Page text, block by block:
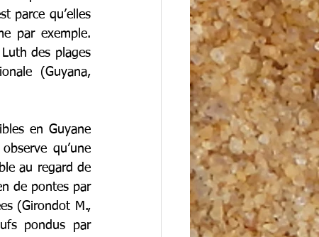
parce qu’elles
par exemple.
des plages
(Guyana,
en Guyane
qu’une
au regard de
de pontes par
(Girondot M.,
pondus par